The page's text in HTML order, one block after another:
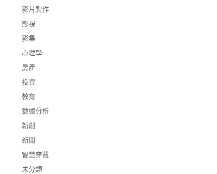
影片製作
影視
影集
心理學
房產
投資
教育
數據分析
新創
新聞
智慧穿戴
未分類